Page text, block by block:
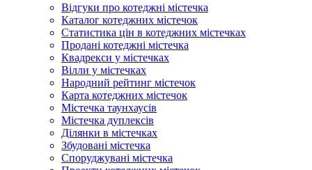
Відгуки про котеджні містечка
Каталог котеджних містечок
Статистика цін в котеджних містечках
Продані котеджні містечка
Квадрекси у містечках
Вілли у містечках
Народний рейтинг містечок
Карта котеджних містечок
Містечка таунхаусів
Містечка дуплексів
Ділянки в містечках
Збудовані містечка
Споруджувані містечка